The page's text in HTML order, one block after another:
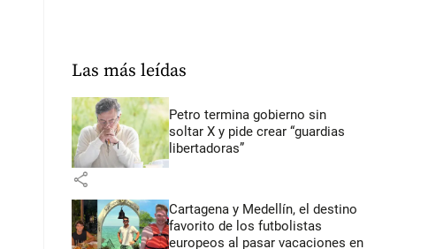
Las más leídas
Petro termina gobierno sin
soltar X y pide crear “guardias
libertadoras”
share
Cartagena y Medellín, el destino
favorito de los futbolistas
europeos al pasar vacaciones en